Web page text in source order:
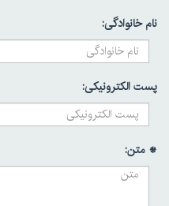
نام خانوادگی:
پست الکترونیکی:
* متن: